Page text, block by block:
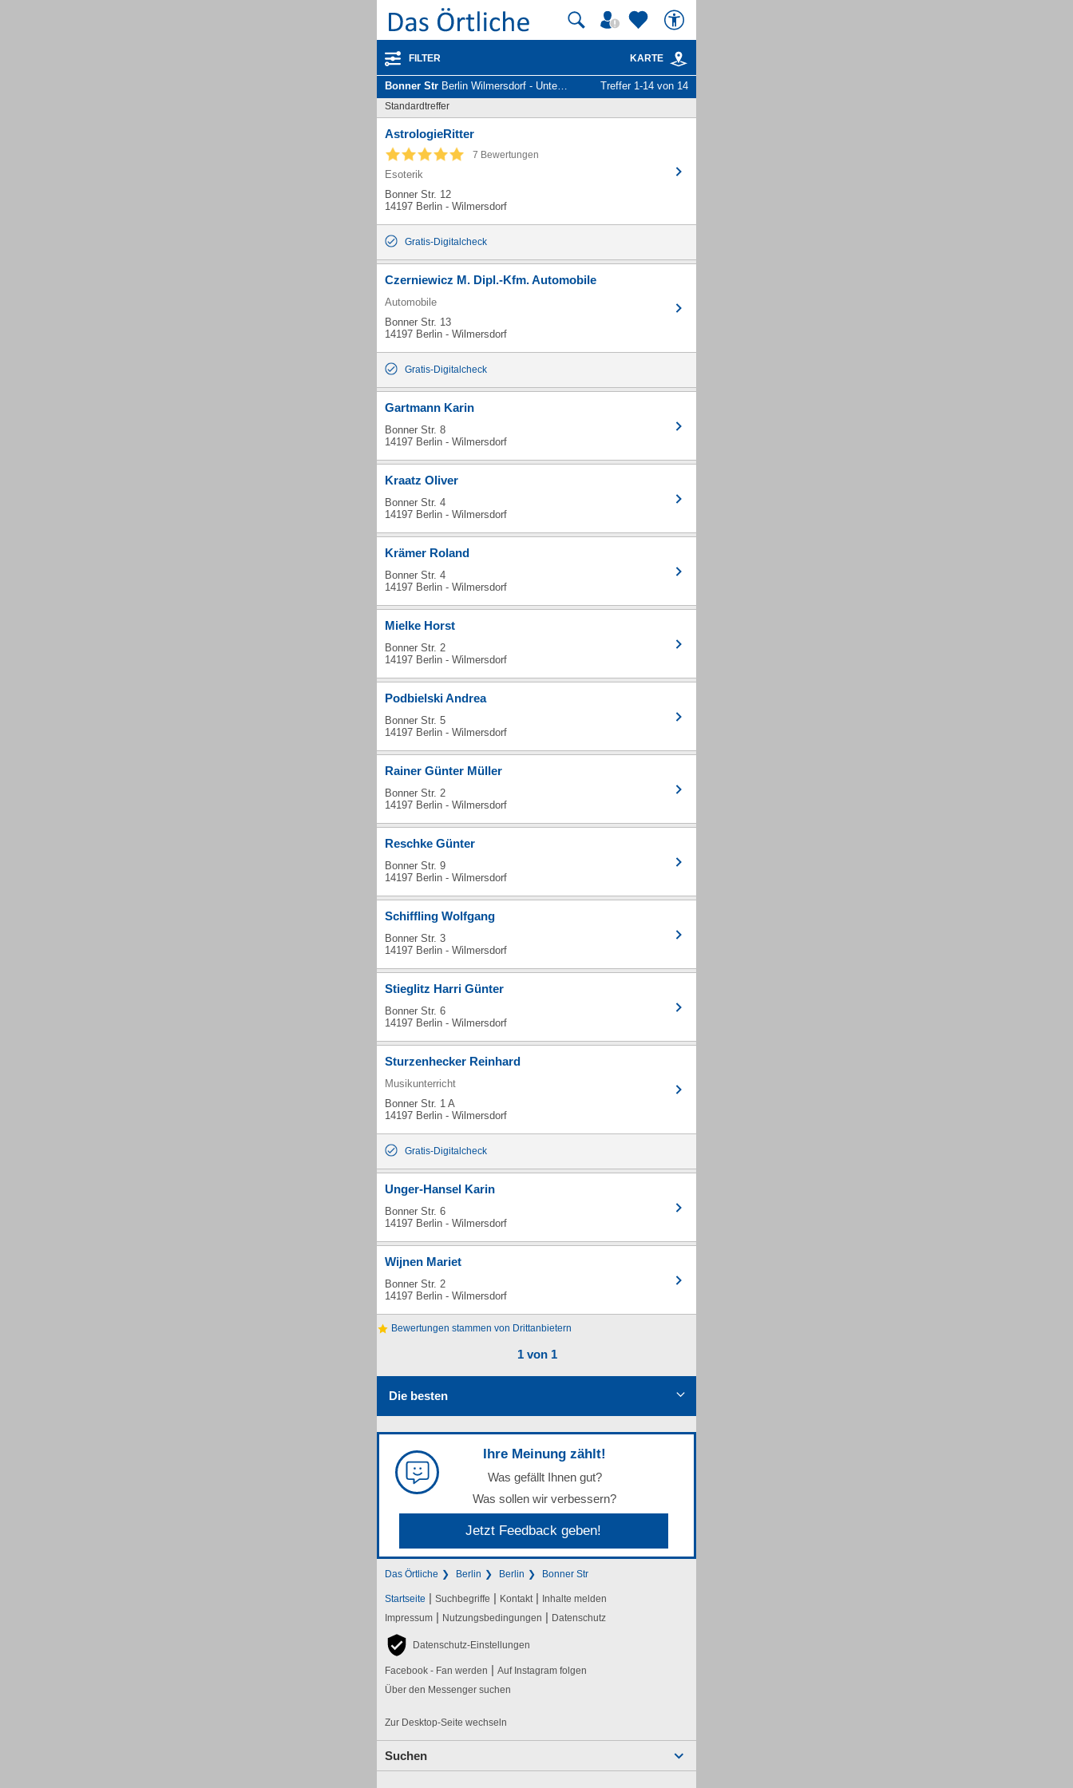
FILTER KARTE
Bonner Str Berlin Wilmersdorf - Unternehmen und Personen Treffer 1-14 von 14
Standardtreffer
AstrologieRitter
7 Bewertungen
Esoterik
Bonner Str. 12
14197 Berlin - Wilmersdorf
Gratis-Digitalcheck
Czerniewicz M. Dipl.-Kfm. Automobile
Automobile
Bonner Str. 13
14197 Berlin - Wilmersdorf
Gratis-Digitalcheck
Gartmann Karin
Bonner Str. 8
14197 Berlin - Wilmersdorf
Kraatz Oliver
Bonner Str. 4
14197 Berlin - Wilmersdorf
Krämer Roland
Bonner Str. 4
14197 Berlin - Wilmersdorf
Mielke Horst
Bonner Str. 2
14197 Berlin - Wilmersdorf
Podbielski Andrea
Bonner Str. 5
14197 Berlin - Wilmersdorf
Rainer Günter Müller
Bonner Str. 2
14197 Berlin - Wilmersdorf
Reschke Günter
Bonner Str. 9
14197 Berlin - Wilmersdorf
Schiffling Wolfgang
Bonner Str. 3
14197 Berlin - Wilmersdorf
Stieglitz Harri Günter
Bonner Str. 6
14197 Berlin - Wilmersdorf
Sturzenhecker Reinhard
Musikunterricht
Bonner Str. 1 A
14197 Berlin - Wilmersdorf
Gratis-Digitalcheck
Unger-Hansel Karin
Bonner Str. 6
14197 Berlin - Wilmersdorf
Wijnen Mariet
Bonner Str. 2
14197 Berlin - Wilmersdorf
Bewertungen stammen von Drittanbietern
1 von 1
Die besten
Ihre Meinung zählt!
Was gefällt Ihnen gut?
Was sollen wir verbessern?
Jetzt Feedback geben!
Das Örtliche Berlin Berlin Bonner Str
Startseite | Suchbegriffe | Kontakt | Inhalte melden
Impressum | Nutzungsbedingungen | Datenschutz
Datenschutz-Einstellungen
Facebook - Fan werden | Auf Instagram folgen
Über den Messenger suchen
Zur Desktop-Seite wechseln
Suchen